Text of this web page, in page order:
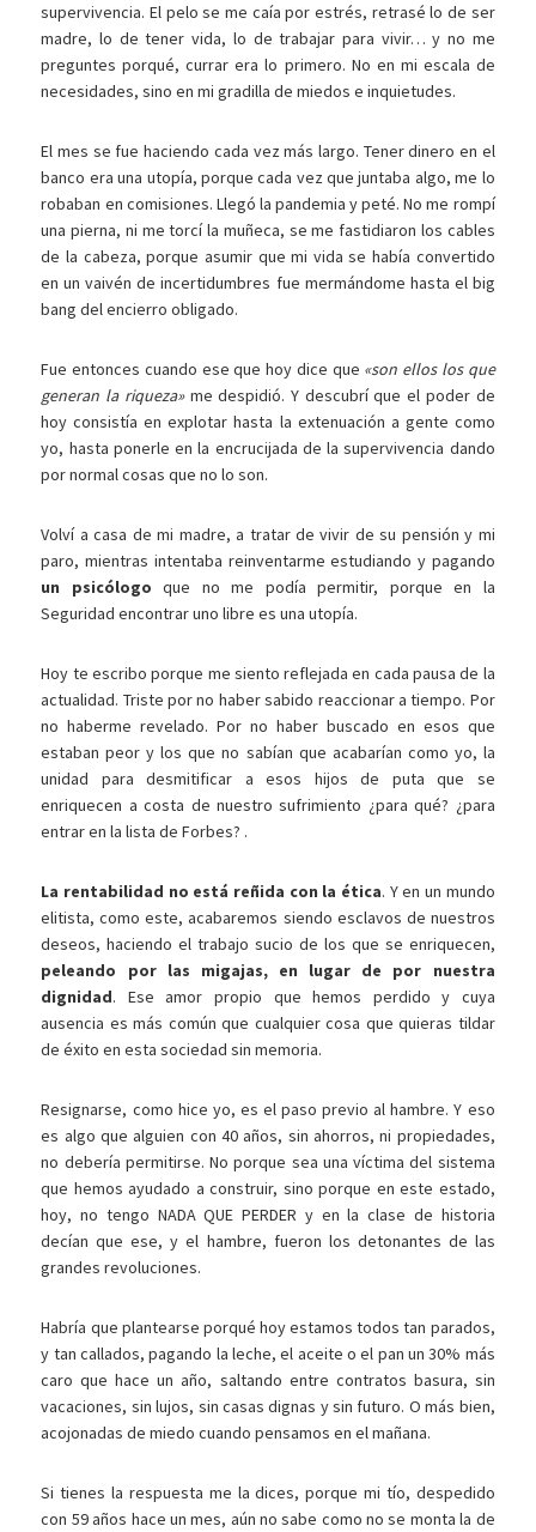
supervivencia. El pelo se me caía por estrés, retrasé lo de ser
madre, lo de tener vida, lo de trabajar para vivir… y no me
preguntes porqué, currar era lo primero. No en mi escala de
necesidades, sino en mi gradilla de miedos e inquietudes.
El mes se fue haciendo cada vez más largo. Tener dinero en el
banco era una utopía, porque cada vez que juntaba algo, me lo
robaban en comisiones. Llegó la pandemia y peté. No me rompí
una pierna, ni me torcí la muñeca, se me fastidiaron los cables
de la cabeza, porque asumir que mi vida se había convertido
en un vaivén de incertidumbres fue mermándome hasta el big
bang del encierro obligado.
Fue entonces cuando ese que hoy dice que «son ellos los que
generan la riqueza»me despidió. Y descubrí que el poder de
hoy consistía en explotar hasta la extenuación a gente como
yo, hasta ponerle en la encrucijada de la supervivencia dando
por normal cosas que no lo son.
Volví a casa de mi madre, a tratar de vivir de su pensión y mi
paro, mientras intentaba reinventarme estudiando y pagando
un psicólogo que no me podía permitir, porque en la
Seguridad encontrar uno libre es una utopía.
Hoy te escribo porque me siento reflejada en cada pausa de la
actualidad. Triste por no haber sabido reaccionar a tiempo. Por
no haberme revelado. Por no haber buscado en esos que
estaban peor y los que no sabían que acabarían como yo, la
unidad para desmitificar a esos hijos de puta que se
enriquecen a costa de nuestro sufrimiento ¿para qué? ¿para
entrar en la lista de Forbes? .
La rentabilidad no está reñida con la ética. Y en un mundo
elitista, como este, acabaremos siendo esclavos de nuestros
deseos, haciendo el trabajo sucio de los que se enriquecen,
peleando por las migajas, en lugar de por nuestra
dignidad. Ese amor propio que hemos perdido y cuya
ausencia es más común que cualquier cosa que quieras tildar
de éxito en esta sociedad sin memoria.
Resignarse, como hice yo, es el paso previo al hambre. Y eso
es algo que alguien con 40 años, sin ahorros, ni propiedades,
no debería permitirse. No porque sea una víctima del sistema
que hemos ayudado a construir, sino porque en este estado,
hoy, no tengo NADA QUE PERDER y en la clase de historia
decían que ese, y el hambre, fueron los detonantes de las
grandes revoluciones.
Habría que plantearse porqué hoy estamos todos tan parados,
y tan callados, pagando la leche, el aceite o el pan un 30% más
caro que hace un año, saltando entre contratos basura, sin
vacaciones, sin lujos, sin casas dignas y sin futuro. O más bien,
acojonadas de miedo cuando pensamos en el mañana.
Si tienes la respuesta me la dices, porque mi tío, despedido
con 59 años hace un mes, aún no sabe como no se monta la de